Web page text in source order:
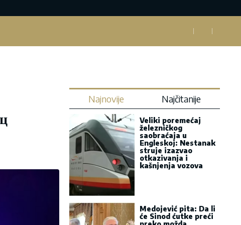
Najnovije Najčitanije
Veliki poremećaj
železničkog
saobraćaja u
Engleskoj: Nestanak
struje izazvao
otkazivanja i
kašnjenja vozova
Medojević pita: Da li
će Sinod ćutke preći